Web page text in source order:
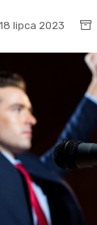
18 lipca 2023